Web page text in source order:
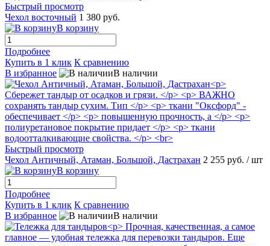
Быстрый просмотр
Чехол восточный 1 380 руб.
В корзину
Подробнее
Купить в 1 клик К сравнению
В избранное
В наличии
Быстрый просмотр
Чехол Античный, Атаман, Большой, Дастрахан 2 255 руб. / шт
В корзину
Подробнее
Купить в 1 клик К сравнению
В избранное
В наличии